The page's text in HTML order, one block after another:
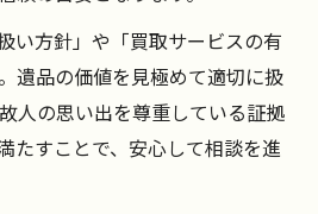
い方針」や「買取サービスの有
遺品の価値を見極めて適切に扱
人の思い出を尊重している証拠
たすことで、安心して相談を進